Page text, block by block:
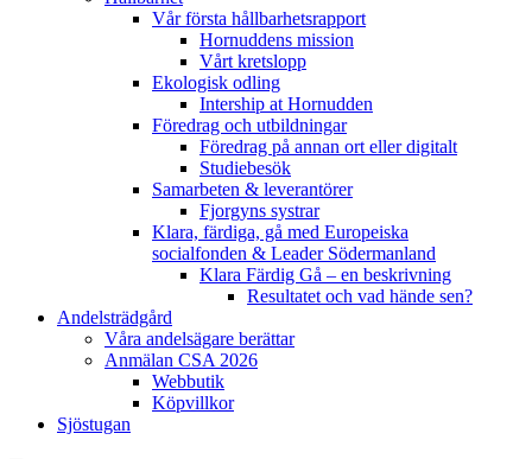
Vår första hållbarhetsrapport
Hornuddens mission
Vårt kretslopp
Ekologisk odling
Intership at Hornudden
Föredrag och utbildningar
Föredrag på annan ort eller digitalt
Studiebesök
Samarbeten & leverantörer
Fjorgyns systrar
Klara, färdiga, gå med Europeiska
socialfonden & Leader Södermanland
Klara Färdig Gå – en beskrivning
Resultatet och vad hände sen?
Andelsträdgård
Våra andelsägare berättar
Anmälan CSA 2026
Webbutik
Köpvillkor
Sjöstugan